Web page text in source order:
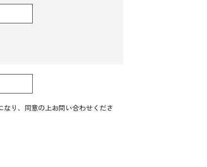
り、同意の上お問い合わせくださ